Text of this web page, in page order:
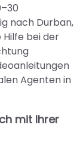
nach Durban,
Hilfe bei der
Agenten in
mit Ihrer